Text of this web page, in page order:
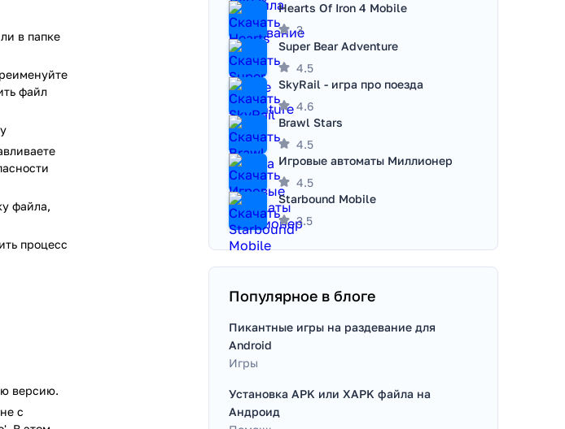
в
простоте,
и
выбор
в папке
файл
файла,
процесс
версию.
с
Hearts Of Iron 4 Mobile
3
Super Bear Adventure
4.5
SkyRail - игра про поезда
4.6
Brawl Stars
4.5
Игровые автоматы Миллионер
4.5
Starbound Mobile
3.5
Популярное в блоге
Пикантные игры на раздевание для
Android
Игры
Установка APK или XAPK файла на
Андроид